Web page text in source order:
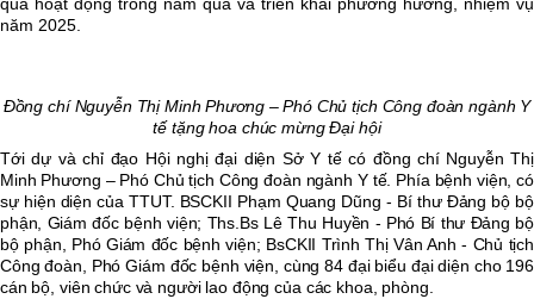
quả hoạt động trong năm qua và triển khai phương hướng, nhiệm vụ
năm 2025.
Đồng chíNguyễn Thị Minh Phương – Phó Chủ tịch Công đoàn ngành Y
tế tặng hoa chúc mừng Đại hội
Tới dự và chỉ đạo Hội nghị đại diện Sở Y tế có đồng chí Nguyễn Thị
Minh Phương – Phó Chủ tịch Công đoàn ngành Y tế. Phía bệnh viện, có
sự hiện diện của TTUT. BSCKII Phạm Quang Dũng - Bí thư Đảng bộ bộ
phận, Giám đốc bệnh viện; Ths.Bs Lê Thu Huyền - Phó Bí thư Đảng bộ
bộ phận, Phó Giám đốc bệnh viện; BsCKII Trình Thị Vân Anh - Chủ tịch
Công đoàn, Phó Giám đốc bệnh viện, cùng 84 đại biểu đại diện cho 196
cán bộ, viên chức và người lao động của các khoa, phòng.